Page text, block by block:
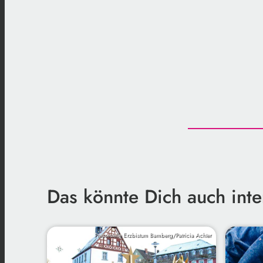
Das könnte Dich auch
Pressestelle Erzbistum Bamberg/Patricia Achter